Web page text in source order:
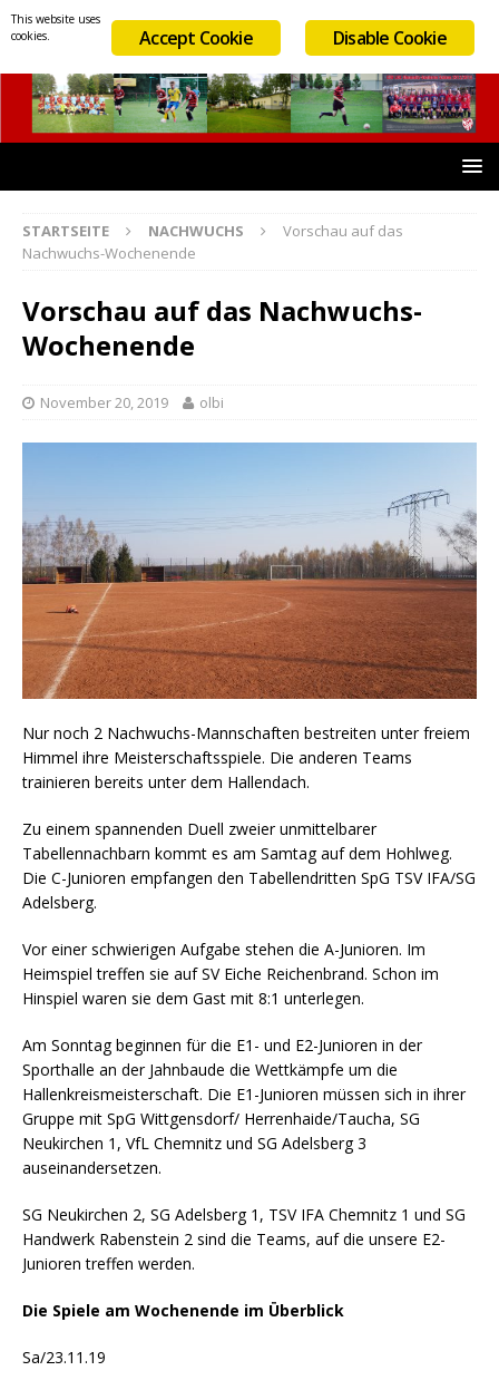
STARTSEITE NACHWUCHS
Vorschau auf das
Nachwuchs-Wochenende
Vorschau auf das Nachwuchs-
Wochenende
November 20, 2019 olbi
Nur noch 2 Nachwuchs-Mannschaften bestreiten unter freiem
Himmel ihre Meisterschaftsspiele. Die anderen Teams
trainieren bereits unter dem Hallendach.
Zu einem spannenden Duell zweier unmittelbarer
Tabellennachbarn kommt es am Samtag auf dem Hohlweg.
Die C-Junioren empfangen den Tabellendritten SpG TSV IFA/SG
Adelsberg.
Vor einer schwierigen Aufgabe stehen die A-Junioren. Im
Heimspiel treffen sie auf SV Eiche Reichenbrand. Schon im
Hinspiel waren sie dem Gast mit 8:1 unterlegen.
Am Sonntag beginnen für die E1- und E2-Junioren in der
Sporthalle an der Jahnbaude die Wettkämpfe um die
Hallenkreismeisterschaft. Die E1-Junioren müssen sich in ihrer
Gruppe mit SpG Wittgensdorf/ Herrenhaide/Taucha, SG
Neukirchen 1, VfL Chemnitz und SG Adelsberg 3
auseinandersetzen.
SG Neukirchen 2, SG Adelsberg 1, TSV IFA Chemnitz 1 und SG
Handwerk Rabenstein 2 sind die Teams, auf die unsere E2-
Junioren treffen werden.
Die Spiele am Wochenende im Überblick
Sa/23.11.19
Disable Cookie
Accept Cookie
This website uses
cookies.